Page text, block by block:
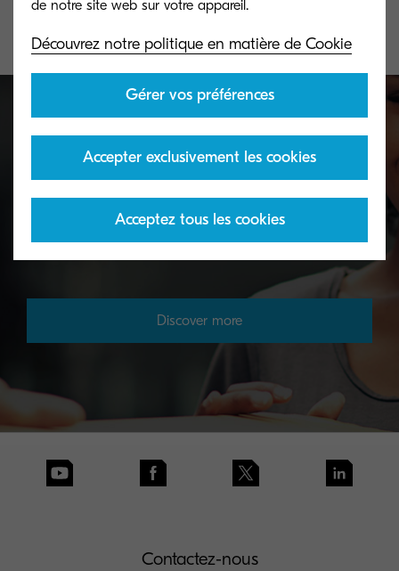
Toner take-back service
KYOCERA's toner recycling programme allows
organisations to return toners in a variety of ways.
Discover more
Contactez-nous
Découvrez notre politique en matière de Cookie
Gérer vos préférences
Accepter exclusivement les cookies
essentiels
Acceptez tous les cookies